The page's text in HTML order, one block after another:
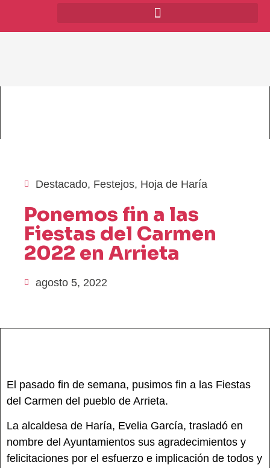
Destacado, Festejos, Hoja de Haría
Ponemos fin a las
Fiestas del Carmen
2022 en Arrieta
agosto 5, 2022
El pasado fin de semana, pusimos fin a las Fiestas
del Carmen del pueblo de Arrieta.
La alcaldesa de Haría, Evelia García, trasladó en
nombre del Ayuntamientos sus agradecimientos y
felicitaciones por el esfuerzo e implicación de todos y